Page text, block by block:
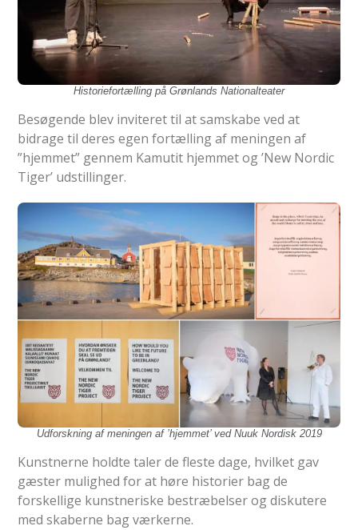
Historiefortælling på Grønlands Nationalteater
Besøgende blev inviteret til at samskabe ved at
bidrage til deres egen fortælling af meningen af
”hjemmet” gennem Kamutit hjemmet og ’New Nordic
Tiger’ udstillinger.
Udforskning af meningen af ’hjemmet’ ved Nuuk Nordisk 2019
Kunstnerne holdte taler de fleste dage, hvilket gav
gæster mulighed for at høre historier bag de
forskellige kunstneriske bestræbelser og diskutere
med skaberne bag værkerne.